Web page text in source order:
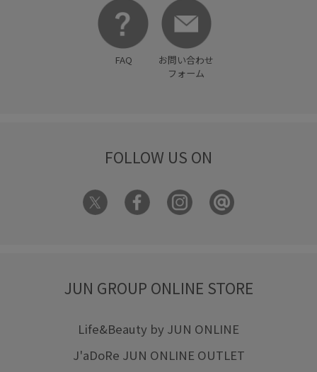
FAQ
お問い合わせ
フォーム
FOLLOW US ON
JUN GROUP ONLINE STORE
Life&Beauty by JUN ONLINE
J'aDoRe JUN ONLINE OUTLET